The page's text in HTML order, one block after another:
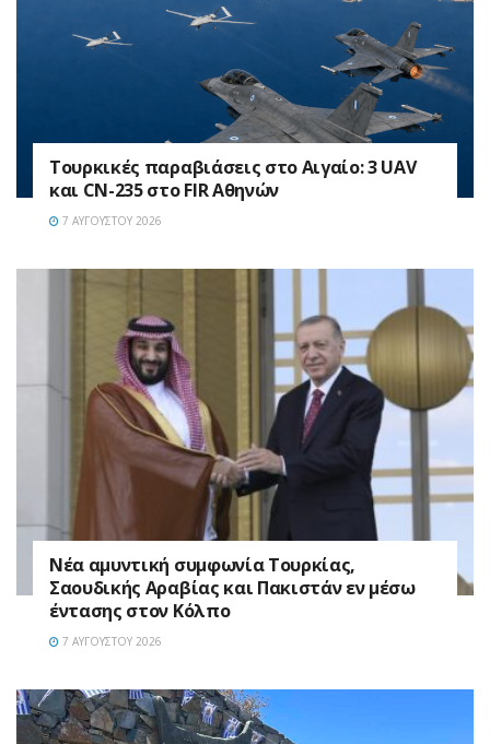
Τουρκικές παραβιάσεις στο Αιγαίο: 3 UAV
και CN-235 στο FIR Αθηνών
7 ΑΥΓΟΎΣΤΟΥ 2026
Νέα αμυντική συμφωνία Τουρκίας,
Σαουδικής Αραβίας και Πακιστάν εν μέσω
έντασης στον Κόλπο
7 ΑΥΓΟΎΣΤΟΥ 2026